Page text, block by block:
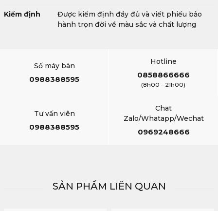
Kiểm định
Được kiểm định đầy đủ và viết phiếu bảo
hành trọn đời về màu sắc và chất lượng
Số máy bàn
0988388595
Hotline
0858866666
(8h00 – 21h00)
Tư vấn viên
0988388595
Chat
Zalo/Whatapp/Wechat
0969248666
SẢN PHẨM LIÊN QUAN